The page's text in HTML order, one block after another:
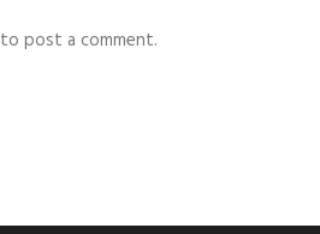
to post a comment.